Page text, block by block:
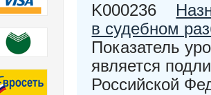
K000236
в судебном
Показатель
является
Российской